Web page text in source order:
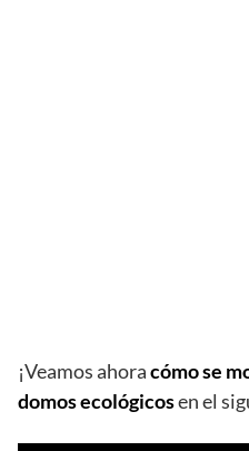
¡Veamos ahoracómo se
domos ecológicosen el